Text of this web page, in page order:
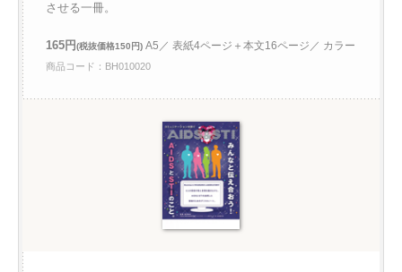
させる一冊。
165円(税抜価格150円) A5／ 表紙4ページ＋本文16ページ／ カラー
商品コード：BH010020